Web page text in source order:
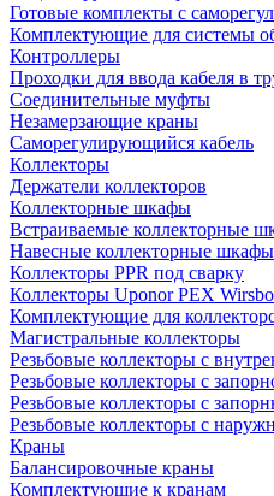
Готовые комплекты с
Комплектующие для системы
Контроллеры
Проходки для ввода кабеля в
Соединительные муфты
Незамерзающие краны
Саморегулирующийся кабель
Коллекторы
Держатели коллекторов
Коллекторные шкафы
Встраиваемые коллекторные
Навесные коллекторные шкафы
Коллекторы PPR под сварку
Коллекторы Uponor PEX Wirsbo
Комплектующие для
Магистральные коллекторы
Резьбовые коллекторы с
Резьбовые коллекторы с
Резьбовые коллекторы с
Резьбовые коллекторы с
Краны
Балансировочные краны
Комплектующие к кранам